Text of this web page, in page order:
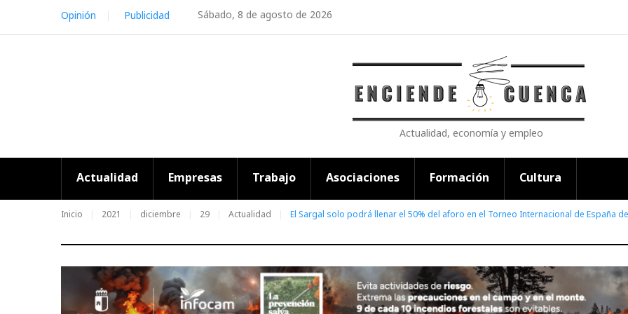
content
Sábado, 8 de agosto de 2026
Opinión Publicidad
Actualidad, economía y empleo
Actualidad Empresas Trabajo Asociaciones Formación Cultura
Inicio 2021 diciembre 29 Actualidad El Sargal solo podrá llenar el 50% del aforo en el Torneo Internacional de España